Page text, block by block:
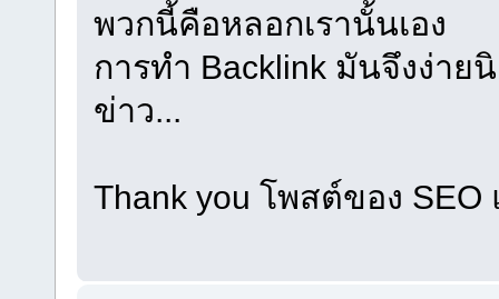
พวกนี้คือหลอกเรานั้นเอง
การทำ Backlink มันจึงง่าย
ข่าว...
Thank you โพสต์ของ SEO